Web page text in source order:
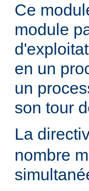
Ce
module
en un
un
son tour
La
nombre